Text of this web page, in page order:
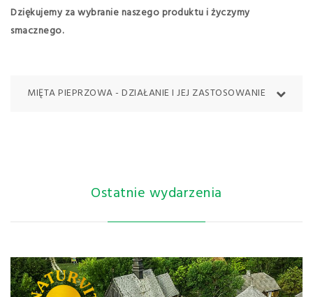
Dziękujemy za wybranie naszego produktu i życzymy
smacznego.
MIĘTA PIEPRZOWA - DZIAŁANIE I JEJ ZASTOSOWANIE
właściwości lecznicze należy do najczęściej
używanych ziół do stosowania wewnętrznego jak i
zewnętrznego.
Najbardziej znaną właściwością mięty pieprzowej
jest jej dobroczynny wpływ na układ trawienny.
Doskonale reguluje przemianę materii, pobudza
Ostatnie wydarzenia